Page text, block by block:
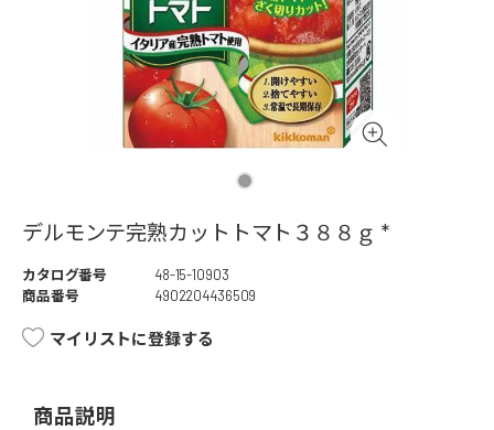
デルモンテ完熟カットトマト３８８ｇ *
カタログ番号
48-15-10903
商品番号
4902204436509
マイリストに登録する
商品説明